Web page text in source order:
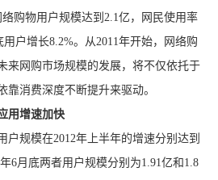
购物用户规模达到2.1亿，网民使用率
户增长8.2%。从2011年开始，网络购
来网购市场规模的发展，将不仅依托于
靠消费深度不断提升来驱动。
用增速加快
规模在2012年上半年的增速分别达到
6月底两者用户规模分别为1.91亿和1.8